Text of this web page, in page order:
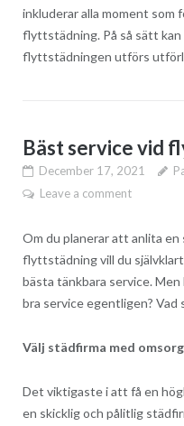
inkluderar alla moment som
flyttstädning. På så sätt kan
flyttstädningen utförs
Bäst service vid
December 17, 2021
Leave a comment
Om du planerar att anlita
flyttstädning vill du
bästa tänkbara service.
bra service egentligen? Vad
Välj städfirma med omsorg
Det viktigaste i att få en
en skicklig och pålitlig